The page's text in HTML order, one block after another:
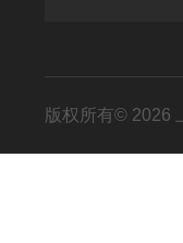
版权所有© 2026